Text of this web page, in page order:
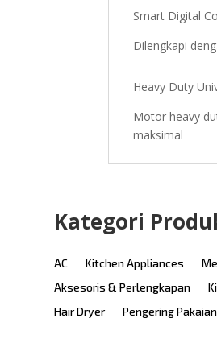
Smart Digital
Dilengkapi
Heavy Duty
Motor heavy
maksimal
Kategori
AC Kitchen Appliances
Aksesoris & Perlengkapan
Hair Dryer
Pengering Pakaian